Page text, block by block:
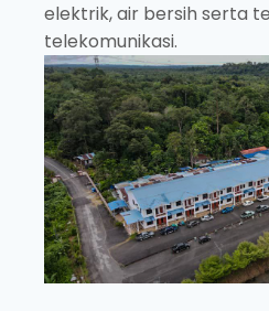
elektrik, air bersih serta
telekomunikasi.